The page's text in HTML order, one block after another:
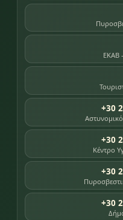
ΕΚΑΒ
+30
+30
Κέντρο
+30
+30